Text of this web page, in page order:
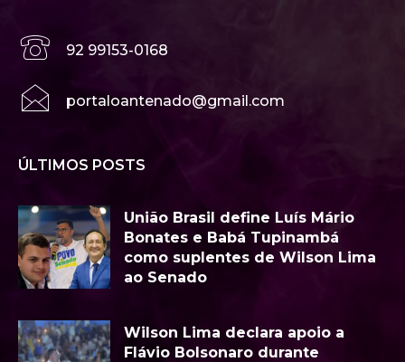
92 99153-0168
portaloantenado@gmail.com
ÚLTIMOS POSTS
União Brasil define Luís Mário
Bonates e Babá Tupinambá
como suplentes de Wilson Lima
ao Senado
Wilson Lima declara apoio a
Flávio Bolsonaro durante